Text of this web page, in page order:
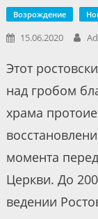
Возрождение
15.06.2020
Этот
над гробом
храма
момента
Церкви. До
ведении